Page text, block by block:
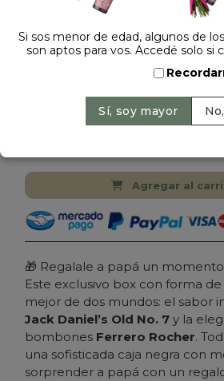
Dejá tu
CAJA CORAZON FERRERO
Precio: $ 179.000- $ 199.000
Agregar al
🎁 Regalale a papá un
Este exclusivo box con forma
mejor de dos mundos: el sabor
Jack Daniel’s Old No. 7 y la
bombones Ferrero Rocher.
una sofisticada caja negra con
sorprender a papá con un
Si sos menor de edad, algunos de
son aptos para vos. Accedé solo si